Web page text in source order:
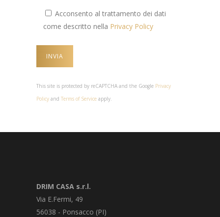
Acconsento al trattamento dei dati
come descritto nella Privacy Policy
This site is protected by reCAPTCHA and the Google Privacy
Policy and Terms of Service apply.
DRIM CASA s.r.l.
Via E.Fermi, 49
56038 - Ponsacco (PI)